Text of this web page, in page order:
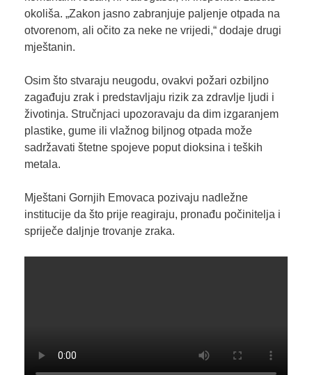
okoliša. „Zakon jasno zabranjuje paljenje otpada na
otvorenom, ali očito za neke ne vrijedi,“ dodaje drugi
mještanin.
Osim što stvaraju neugodu, ovakvi požari ozbiljno
zagađuju zrak i predstavljaju rizik za zdravlje ljudi i
životinja. Stručnjaci upozoravaju da dim izgaranjem
plastike, gume ili vlažnog biljnog otpada može
sadržavati štetne spojeve poput dioksina i teških
metala.
Mještani Gornjih Emovaca pozivaju nadležne
institucije da što prije reagiraju, pronađu počinitelja i
spriječe daljnje trovanje zraka.